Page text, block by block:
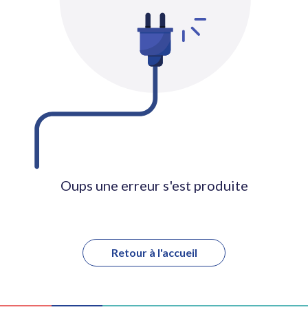
Oups une erreur s'est produite
Retour à l'accueil